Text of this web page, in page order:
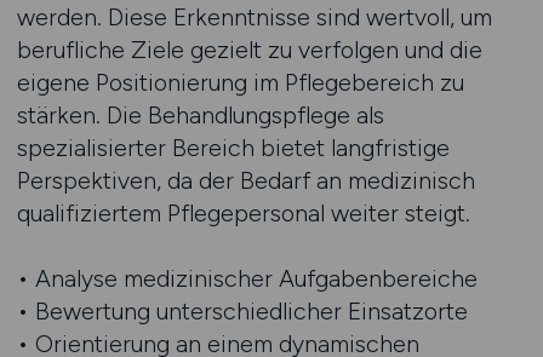
werden. Diese Erkenntnisse sind wertvoll, um
berufliche Ziele gezielt zu verfolgen und die
eigene Positionierung im Pflegebereich zu
stärken. Die Behandlungspflege als
spezialisierter Bereich bietet langfristige
Perspektiven, da der Bedarf an medizinisch
qualifiziertem Pflegepersonal weiter steigt.
• Analyse medizinischer Aufgabenbereiche
• Bewertung unterschiedlicher Einsatzorte
• Orientierung an einem dynamischen